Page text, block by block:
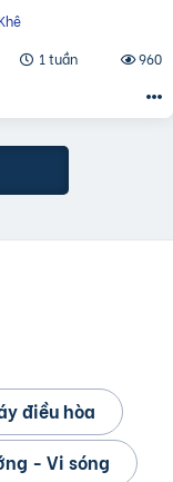
1 tuần
960
điều hòa
- Vi sóng